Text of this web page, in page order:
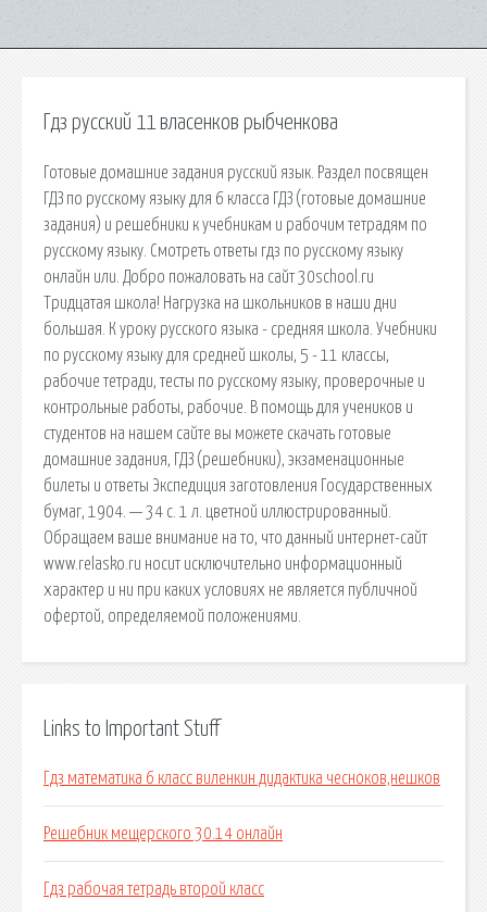
Гдз русский 11 власенков рыбченкова
Готовые домашние задания русский язык. Раздел посвящен
ГДЗ по русскому языку для 6 класса ГДЗ (готовые домашние
задания) и решебники к учебникам и рабочим тетрадям по
русскому языку. Смотреть ответы гдз по русскому языку
онлайн или. Добро пожаловать на сайт 30school.ru
Тридцатая школа! Нагрузка на школьников в наши дни
большая. К уроку русского языка - средняя школа. Учебники
по русскому языку для средней школы, 5 - 11 классы,
рабочие тетради, тесты по русскому языку, проверочные и
контрольные работы, рабочие. В помощь для учеников и
студентов на нашем сайте вы можете скачать готовые
домашние задания, ГДЗ (решебники), экзаменационные
билеты и ответы Экспедиция заготовления Государственных
бумаг, 1904. — 34 с. 1 л. цветной иллюстрированный.
Обращаем ваше внимание на то, что данный интернет-сайт
www.relasko.ru носит исключительно информационный
характер и ни при каких условиях не является публичной
офертой, определяемой положениями.
Links to Important Stuff
Гдз математика 6 класс виленкин дидактика чесноков,нешков
Решебник мещерского 30.14 онлайн
Гдз рабочая тетрадь второй класс